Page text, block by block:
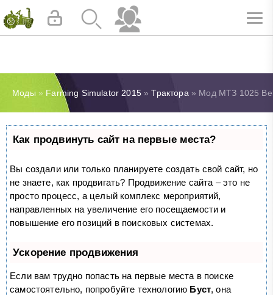
Моды » Farming Simulator 2015»Трактора » Мод МТЗ 1025
Как продвинуть сайт на первые места?
Вы создали или только планируете создать свой сайт, но
не знаете, как продвигать? Продвижение сайта – это не
просто процесс, а целый комплекс мероприятий,
направленных на увеличение его посещаемости и
повышение его позиций в поисковых системах.
Ускорение продвижения
Если вам трудно попасть на первые места в поиске
самостоятельно, попробуйте технологию Буст, она